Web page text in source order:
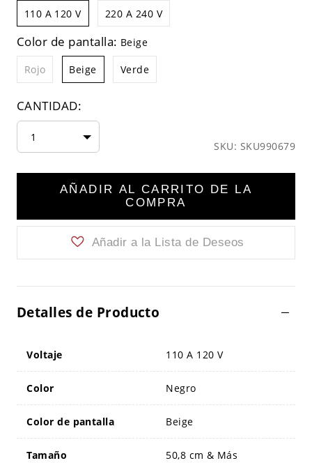
110 A 120 V 220 A 240 V
Color de pantalla: Beige
Rojo Beige Verde
CANTIDAD:
1
SKU: SKU990679
AÑADIR AL CARRITO DE LA
COMPRA
Añadir a la Lista de Deseos
Detalles de Producto
Voltaje 110 A 120 V
Color Negro
Color de pantalla Beige
Tamaño 50,8 cm & Más